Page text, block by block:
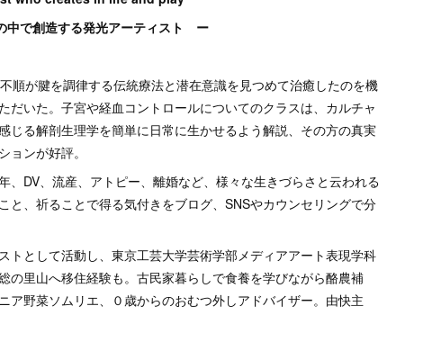
で創造する発光アーティスト ー
順が腱を調律する伝統療法と潜在意識を見つめて治癒したのを機
だいた。子宮や経血コントロールについてのクラスは、カルチャ
じる解剖生理学を簡単に日常に生かせるよう解説、その方の真実
ンが好評。
、DV、流産、アトピー、離婚など、様々な生きづらさと云われる
と、祈ることで得る気付きをブログ、SNSやカウンセリングで分
トとして活動し、東京工芸大学芸術学部メディアアート表現学科
の里山へ移住経験も。古民家暮らしで食養を学びながら酪農補
ア野菜ソムリエ、０歳からのおむつ外しアドバイザー。由快主